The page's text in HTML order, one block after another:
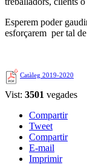
Esperem poder
esforçarem per tal
Catàleg 2019-2020
Vist: 3501 vegades
Compartir
Tweet
Compartir
E-mail
Imprimir